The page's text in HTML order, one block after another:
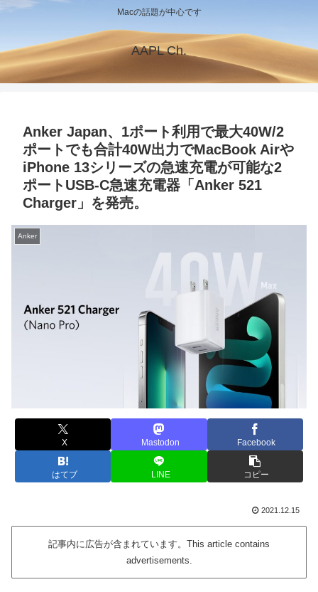
Macの話題が中心です
AAPL Ch.
Anker Japan、1ポート利用で最大40W/2
ポートでも合計40W出力でMacBook Airや
iPhone 13シリーズの急速充電が可能な2
ポートUSB-C急速充電器「Anker 521
Charger」を発売。
Anker
X Mastodon Facebook
はてブ LINE コピー
2021.12.15
記事内に広告が含まれています。This article contains
advertisements.